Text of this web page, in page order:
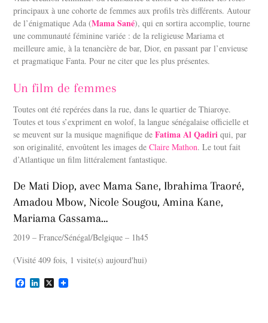
principaux à une cohorte de femmes aux profils très différents. Autour
de l’énigmatique Ada (Mama Sané), qui en sortira accomplie, tourne
une communauté féminine variée : de la religieuse Mariama et
meilleure amie, à la tenancière de bar, Dior, en passant par l’envieuse
et pragmatique Fanta. Pour ne citer que les plus présentes.
Un film de femmes
Toutes ont été repérées dans la rue, dans le quartier de Thiaroye.
Toutes et tous s’expriment en wolof, la langue sénégalaise officielle et
se meuvent sur la musique magnifique deFatima Al Qadiri qui, par
son originalité, envoûtent les images deClaire Mathon. Le tout fait
d’Atlantique un film littéralement fantastique.
De Mati Diop, avec Mama Sane, Ibrahima Traoré,
Amadou Mbow, Nicole Sougou, Amina Kane,
Mariama Gassama…
2019 – France/Sénégal/Belgique – 1h45
(Visité 409 fois, 1 visite(s) aujourd'hui)
F L X